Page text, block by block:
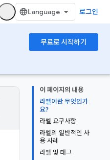
로그인
무료로 시작하기
이 페이지의 내용
라벨이란 무엇인가
요?
라벨 요구사항
라벨의 일반적인 사
용 사례
라벨 및 태그